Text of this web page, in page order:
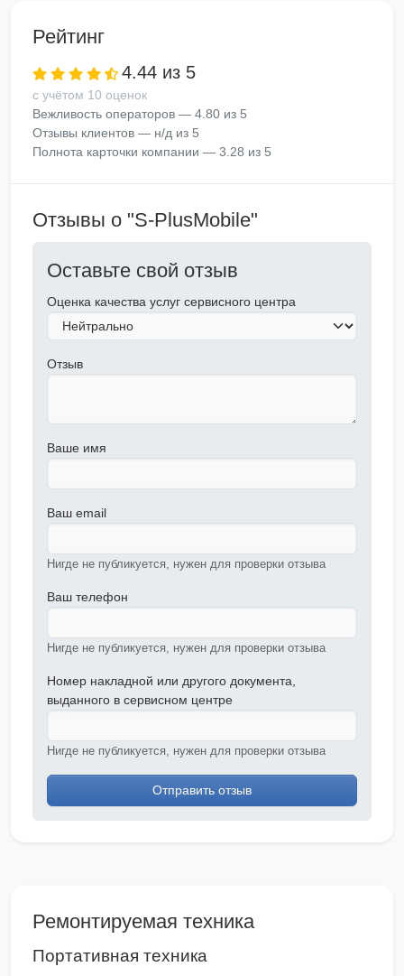
Рейтинг
4.44 из 5
с учётом 10 оценок
Вежливость операторов — 4.80 из 5
Отзывы клиентов — н/д из 5
Полнота карточки компании — 3.28 из 5
Отзывы о "S-PlusMobile"
Оставьте свой отзыв
Оценка качества услуг сервисного центра
Отзыв
Ваше имя
Ваш email
Нигде не публикуется, нужен для проверки отзыва
Ваш телефон
Нигде не публикуется, нужен для проверки отзыва
Номер накладной или другого документа,
выданного в сервисном центре
Нигде не публикуется, нужен для проверки отзыва
Отправить отзыв
Ремонтируемая техника
Портативная техника